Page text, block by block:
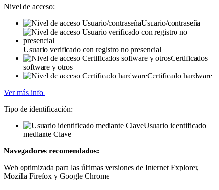
Nivel de acceso:
Usuario/contraseña
Usuario verificado con registro no presencial
Certificados
software y otros
Certificado hardware
Ver más info.
Tipo de identificación:
Usuario identificado
mediante Clave
Navegadores recomendados:
Web optimizada para las últimas versiones de Internet Explorer,
Mozilla Firefox y Google Chrome